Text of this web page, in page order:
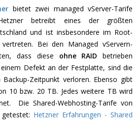
bietet zwei managed vServer-Tarife
betreibt eines der größten
und ist insbesondere im Root-
Bei den Managed vServern-
dass diese ohne RAID betrieben
Defekt an der Festplatte, sind die
Zeitpunkt verloren. Ebenso gibt
10 bzw. 20 TB. Jedes weitere TB wird
Die Shared-Webhosting-Tarife von
Hetzner Erfahrungen - Shared